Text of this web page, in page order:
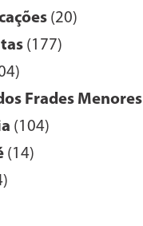
(20)
(177)
Frades Menores
(104)
(14)